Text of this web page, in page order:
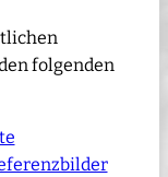
folgenden